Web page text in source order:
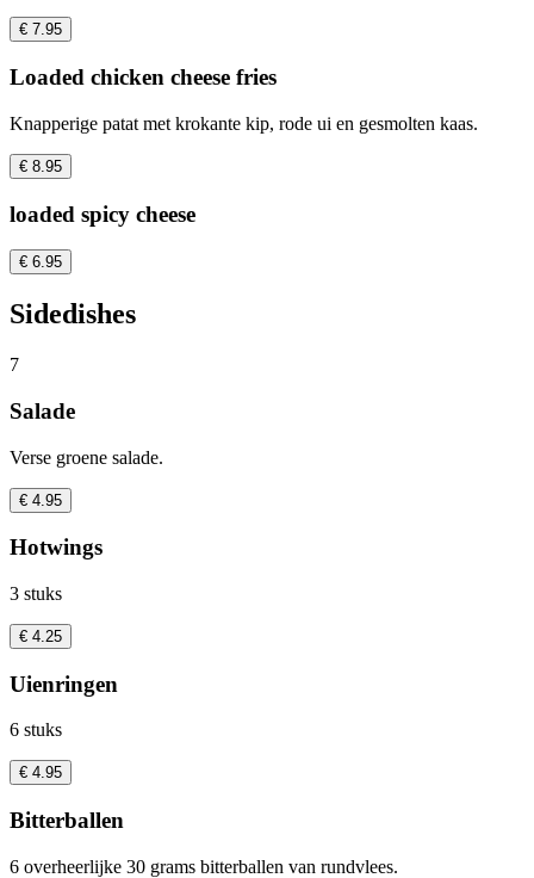
€ 7.95
Loaded chicken cheese fries
Knapperige patat met krokante kip, rode ui en gesmolten kaas.
€ 8.95
loaded spicy cheese
€ 6.95
Sidedishes
7
Salade
Verse groene salade.
€ 4.95
Hotwings
3 stuks
€ 4.25
Uienringen
6 stuks
€ 4.95
Bitterballen
6 overheerlijke 30 grams bitterballen van rundvlees.